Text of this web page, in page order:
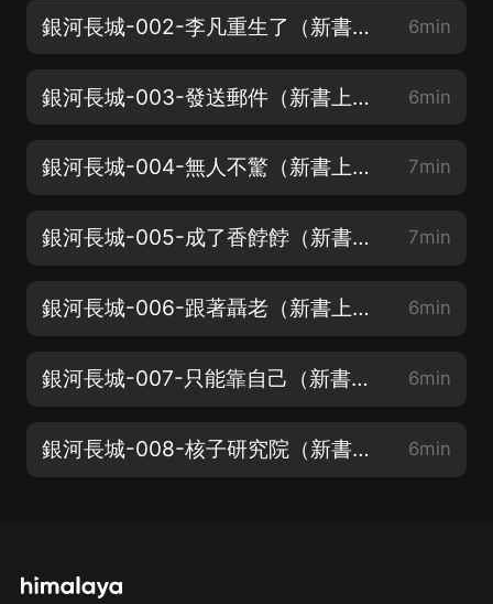
銀河長城-002-李凡重生了（新書上架！求支持啊！） 6min
銀河長城-003-發送郵件（新書上架！求支持啊！） 6min
銀河長城-004-無人不驚（新書上架！求支持啊！） 7min
銀河長城-005-成了香餑餑（新書上架！求支持啊！） 7min
銀河長城-006-跟著聶老（新書上架！福利看簡介！） 6min
銀河長城-007-只能靠自己（新書上架！福利看簡介！） 6min
銀河長城-008-核子研究院（新書上架！福利看簡介！） 6min